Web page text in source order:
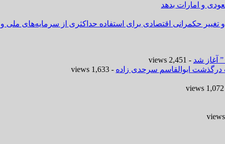
و امارات بدهد
حکمرانی اقتصادی برای استفاده حداکثری از سرمایه‌های ملی
- 2,451 views
درگذشت ابوالقاسم سرحدی زاده - 1,633 views